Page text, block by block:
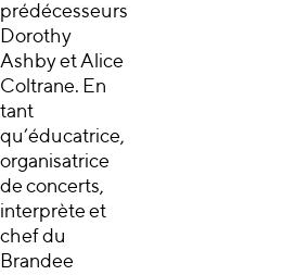
prédécesseurs
Dorothy
Ashby et Alice
Coltrane. En
tant
qu’éducatrice,
organisatrice
de concerts,
interprète et
chef du
Brandee